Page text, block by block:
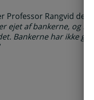
Rangvid det,
ejet af bankerne, og
Bankerne har ikke